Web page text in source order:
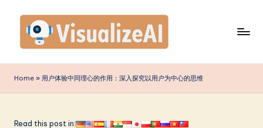
content
is
u
Home » 用户体验中同理心的作用：深入探究以用户为中心的思维
Read this post in: